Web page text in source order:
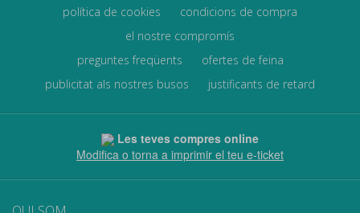
política de cookies
condicions de compra
el nostre compromís
preguntes freqüents
ofertes de feina
publicitat als nostres busos
justificants de retard
Les teves compres online
Modifica o torna a imprimir el teu e-ticket